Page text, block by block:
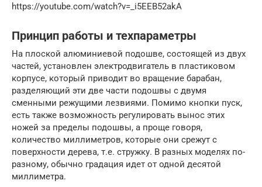
https://youtube.com/watch?v=_i5EEB52akA
Принцип работы и техпараметры
На плоской алюминиевой подошве, состоящей из двух
частей, установлен электродвигатель в пластиковом
корпусе, который приводит во вращение барабан,
разделяющий эти две части подошвы с двумя
сменными режущими лезвиями. Помимо кнопки пуск,
есть также возможность регулировать вынос этих
ножей за пределы подошвы, а проще говоря,
количество миллиметров, которые они срежут с
поверхности дерева, т.е. стружку. В разных моделях по-
разному, обычно градация идет от одной десятой
миллиметра.